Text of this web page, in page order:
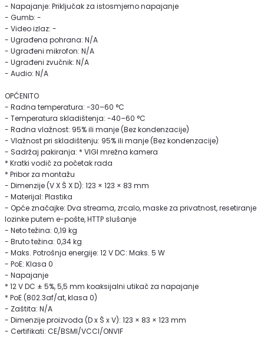
- Napajanje: Priključak za istosmjerno napajanje
- Gumb: -
- Video izlaz: -
- Ugrađena pohrana: N/A
- Ugrađeni mikrofon: N/A
- Ugrađeni zvučnik: N/A
- Audio: N/A
OPĆENITO
- Radna temperatura: -30–60 °C
- Temperatura skladištenja: -40–60 °C
- Radna vlažnost: 95% ili manje (Bez kondenzacije)
- Vlažnost pri skladištenju: 95% ili manje (Bez kondenzacije)
- Sadržaj pakiranja: * VIGI mrežna kamera
* Kratki vodič za početak rada
* Pribor za montažu
- Dimenzije (V X Š X D): 123 × 123 × 83 mm
- Materijal: Plastika
- Opće značajke: Dva streama, zrcalo, maske za privatnost, resetiranje
lozinke putem e-pošte, HTTP slušanje
- Neto težina: 0,19 kg
- Bruto težina: 0,34 kg
- Maks. Potrošnja energije: 12 V DC: Maks. 5 W
- PoE: Klasa 0
- Napajanje
* 12 V DC ± 5%, 5,5 mm koaksijalni utikač za napajanje
* PoE (802.3af/at, klasa 0)
- Zaštita: N/A
- Dimenzije proizvoda (D x Š x V): 123 × 83 × 123 mm
- Certifikati: CE/BSMI/VCCI/ONVIF